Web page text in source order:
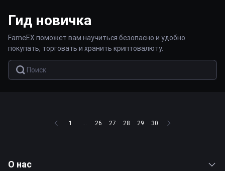
Гид новичка
FameEX поможет вам научиться безопасно и удобно
покупать, торговать и хранить криптовалюту.
1 ... 26 27 28 29 30
О нас